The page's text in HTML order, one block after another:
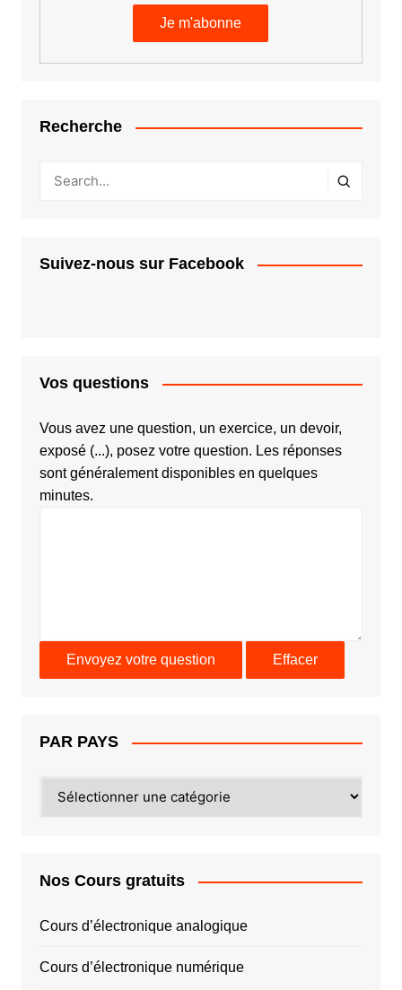
Recherche
Suivez-nous sur Facebook
Vos questions
Vous avez une question, un exercice, un devoir,
exposé (...), posez votre question. Les réponses
sont généralement disponibles en quelques
minutes.
PAR PAYS
PAYS
Nos Cours gratuits
Cours d’électronique analogique
Cours d’électronique numérique